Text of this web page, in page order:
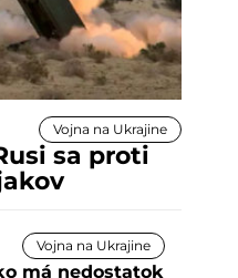
Vojna na Ukrajine
sa proti
Vojna na Ukrajine
má nedostatok